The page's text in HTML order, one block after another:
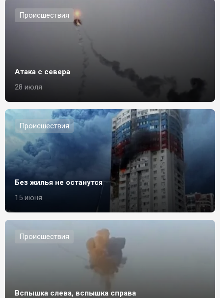
Происшествия
Атака с севера
28 июля
Происшествия
Без жилья не останутся
15 июня
Происшествия
Вспышка слева, вспышка справа